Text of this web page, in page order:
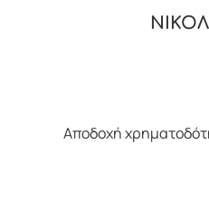
Αποδοχή